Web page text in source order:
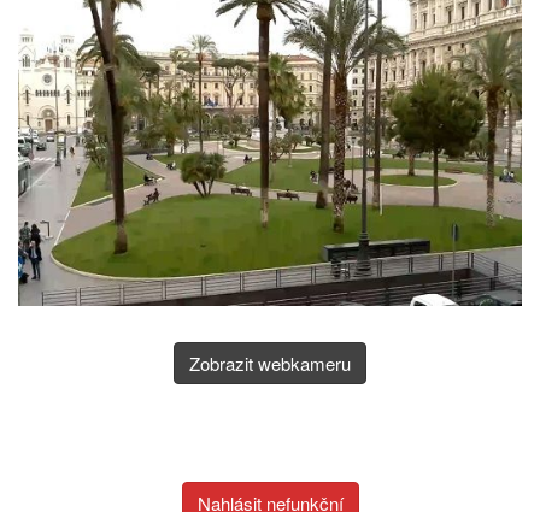
Zobrazit webkameru